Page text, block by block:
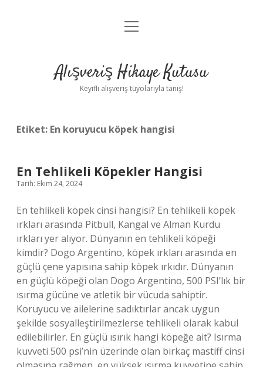
Anasayfa
Yasal Uyarı
menüyü
Alışveriş Hikaye Kutusu
Keyifli alışveriş tüyolarıyla tanış!
Etiket: En koruyucu köpek hangisi
En Tehlikeli Köpekler Hangisi
Tarih: Ekim 24, 2024
En tehlikeli köpek cinsi hangisi? En tehlikeli köpek
ırkları arasında Pitbull, Kangal ve Alman Kurdu
ırkları yer alıyor. Dünyanın en tehlikeli köpeği
kimdir? Dogo Argentino, köpek ırkları arasında en
güçlü çene yapısına sahip köpek ırkıdır. Dünyanın
en güçlü köpeği olan Dogo Argentino, 500 PSI’lık bir
ısırma gücüne ve atletik bir vücuda sahiptir.
Koruyucu ve ailelerine sadıktırlar ancak uygun
şekilde sosyalleştirilmezlerse tehlikeli olarak kabul
edilebilirler. En güçlü ısırık hangi köpeğe ait? Isırma
kuvveti 500 psi’nin üzerinde olan birkaç mastiff cinsi